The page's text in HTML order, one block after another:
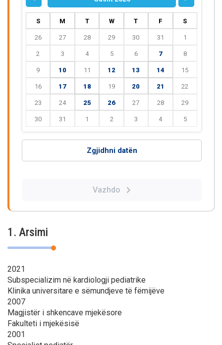
S M T W T F S
26 27 28 29 30 31 1
2 3 4 5 6 7 8
9 10 11 12 13 14 15
16 17 18 19 20 21 22
23 24 25 26 27 28 29
30 31 1 2 3 4 5
Zgjidhni datën
Vazhdo
1. Arsimi
2021
Subspecializim në kardiologji pediatrike
Klinika universitare e sëmundjeve të fëmijëve
2007
Magjistër i shkencave mjekësore
Fakulteti i mjekësisë
2001